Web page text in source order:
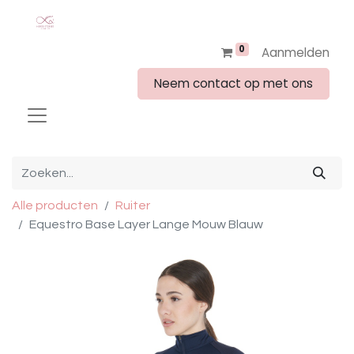
0
Aanmelden
Neem contact op met ons
Alle producten
Ruiter
Equestro Base Layer Lange Mouw Blauw